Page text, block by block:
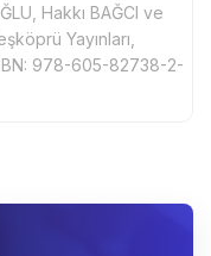
Hakkı BAĞCI ve
Yayınları,
978-605-82738-2-